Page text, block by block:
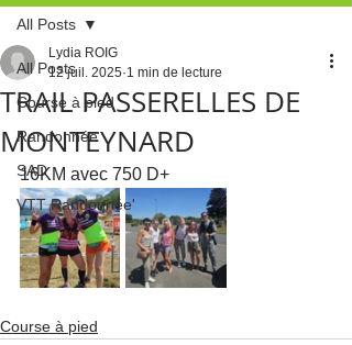
All Posts
Course à pied
Randonnée
SAD
VTT Randonnée'
All Posts
TRAIL PASSERELLES DE
MONTEYNARD
Lydia ROIG
12 juil. 2025 1 min de lecture
16KM avec 750 D+
Course à pied